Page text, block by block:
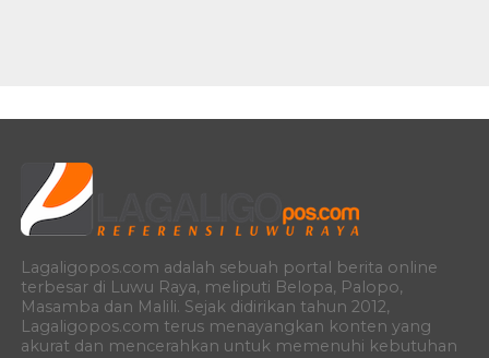
Lagaligopos.com adalah sebuah portal berita online
terbesar di Luwu Raya, meliputi Belopa, Palopo,
Masamba dan Malili. Sejak didirikan tahun 2012,
Lagaligopos.com terus menayangkan konten yang
akurat dan mencerahkan untuk memenuhi kebutuhan